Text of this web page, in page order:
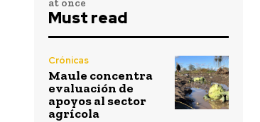
at once
Must read
Crónicas
Maule concentra
evaluación de
apoyos al sector
agrícola